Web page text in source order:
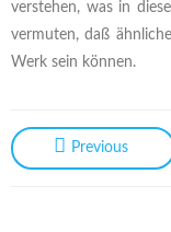
verstehen, was in
vermuten, daß
Werk sein können.
Previous